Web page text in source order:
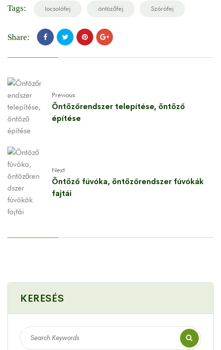
Tags: locsolófej öntözőfej Szórófej
Share:
Previous
Öntözőrendszer telepítése, öntöző
építése
Next
Öntöző fúvóka, öntözőrendszer fúvókák
fajtái
KERESÉS